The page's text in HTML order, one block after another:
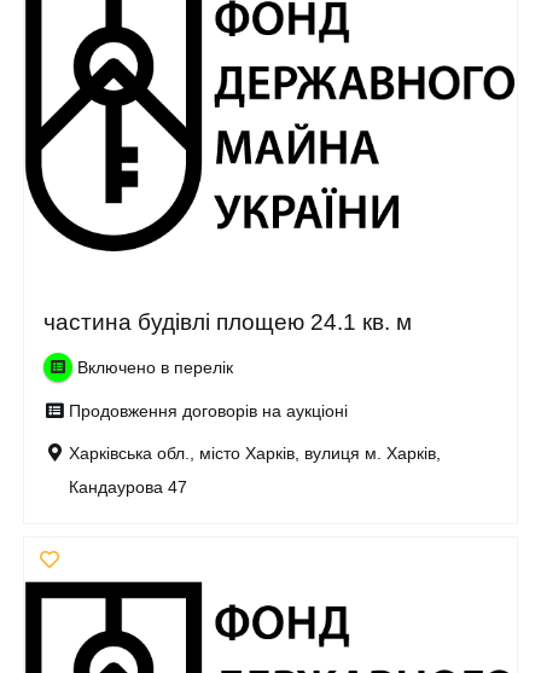
частина будівлі площею 24.1 кв. м
Включено в перелік
Продовження договорів на аукціоні
Харківська обл., місто Харків, вулиця м. Харків,
Кандаурова 47